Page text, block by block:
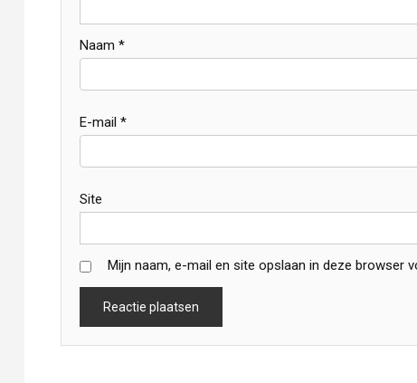
Naam *
E-mail *
Site
Mijn naam, e-mail en site opslaan in deze browser